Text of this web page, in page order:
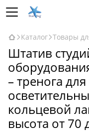
Каталог Товары
Штатив
– тренога
кольцевой
высота от 70